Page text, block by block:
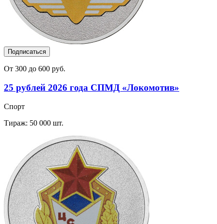
Подписаться
От 300 до 600 руб.
25 рублей 2026 года СПМД «Локомотив»
Спорт
Тираж: 50 000 шт.